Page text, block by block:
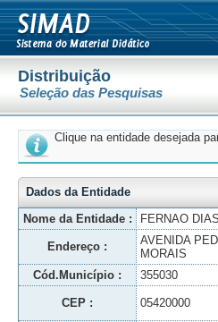
Distribuição
Seleção das Pesquisas
Clique na entidade desejada
Dados da Entidade
Nome da Entidade :
FERNAO
Endereço :
AVENIDA
MORAIS
Cód.Município : 355030
CEP : 05420000